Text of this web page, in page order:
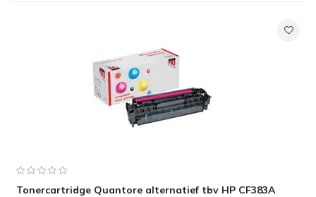
Tonercartridge Quantore alternatief tbv HP CF383A